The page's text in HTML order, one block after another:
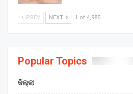
PREV NEXT 1 of 4,985
Popular Topics
ଜିଲ୍ଲା